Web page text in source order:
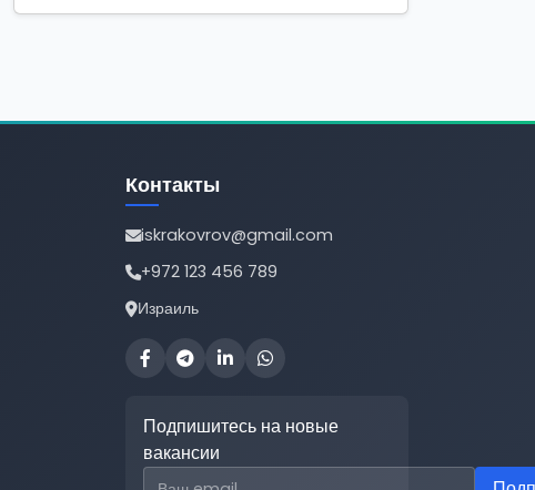
Контакты
iskrakovrov@gmail.com
+972 123 456 789
Израиль
Подпишитесь на новые
вакансии
Email для подписки